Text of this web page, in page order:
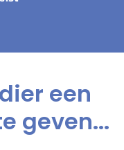
een
geven...